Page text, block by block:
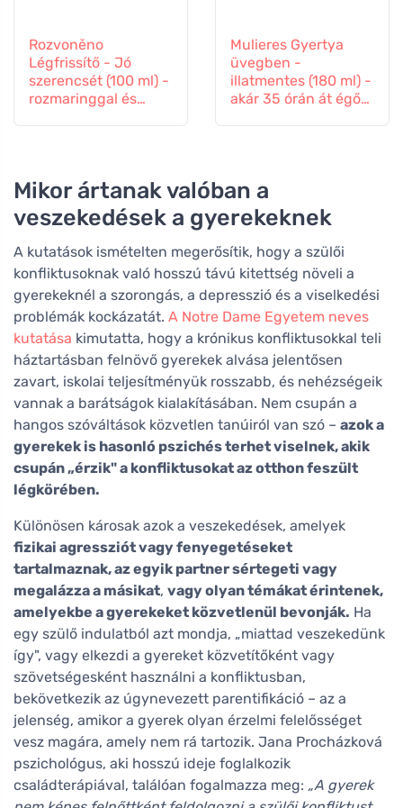
Rozvoněno
Légfrissítő - Jó
szerencsét (100 ml) -
rozmaringgal és
Mulieres Gyertya
üvegben -
illatmentes (180 ml) -
akár 35 órán át égő
Mikor ártanak valóban a
veszekedések a gyerekeknek
A kutatások ismételten megerősítik, hogy a szülői
konfliktusoknak való hosszú távú kitettség növeli a
gyerekeknél a szorongás, a depresszió és a viselkedési
problémák kockázatát. A Notre Dame Egyetem neves
kutatása kimutatta, hogy a krónikus konfliktusokkal teli
háztartásban felnövő gyerekek alvása jelentősen
zavart, iskolai teljesítményük rosszabb, és nehézségeik
vannak a barátságok kialakításában. Nem csupán a
hangos szóváltások közvetlen tanúiról van szó – azok a
gyerekek is hasonló pszichés terhet viselnek, akik
csupán „érzik" a konfliktusokat az otthon feszült
légkörében.
Különösen károsak azok a veszekedések, amelyek
fizikai agressziót vagy fenyegetéseket
tartalmaznak, az egyik partner sértegeti vagy
megalázza a másikat, vagy olyan témákat érintenek,
amelyekbe a gyerekeket közvetlenül bevonják. Ha
egy szülő indulatból azt mondja, „miattad veszekedünk
így", vagy elkezdi a gyereket közvetítőként vagy
szövetségesként használni a konfliktusban,
bekövetkezik az úgynevezett parentifikáció – az a
jelenség, amikor a gyerek olyan érzelmi felelősséget
vesz magára, amely nem rá tartozik. Jana Procházková
pszichológus, aki hosszú ideje foglalkozik
családterápiával, találóan fogalmazza meg: „A gyerek